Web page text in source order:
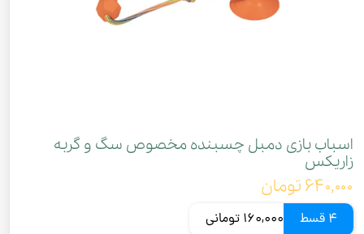
اسباب بازی دمبل چسبنده مخصوص سگ و گربه
زاریکس
۶۴۰,۰۰۰ تومان
4 قسط 160,000 تومانی